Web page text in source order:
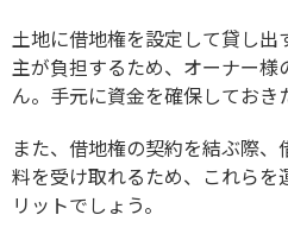
土地に借地権を設定して貸し
主が負担するため、オーナー
ん。手元に資金を確保しておき
また、借地権の契約を結ぶ際
料を受け取れるため、これらを
リットでしょう。